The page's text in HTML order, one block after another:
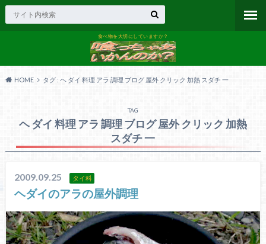
食べ物を大切にしていますか？
HOME タグ : ヘ ダイ 料理 アラ 調理 ブログ 屋外 クリック 加熱 スダチ 一
TAG
ヘ ダイ 料理 アラ 調理 ブログ 屋外 クリック 加熱
スダチ 一
2009.09.25 タイ科
ヘダイのアラの屋外調理